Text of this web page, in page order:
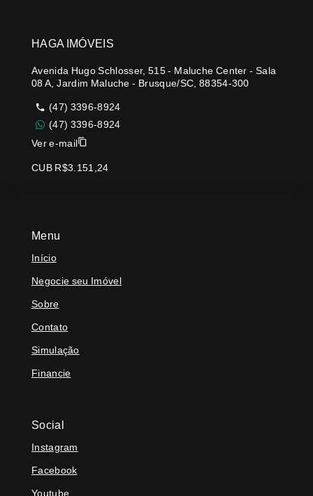
Menu
Início
Negocie seu Imóvel
Sobre
Contato
Simulação
Financie
Social
Instagram
Facebook
Youtube
HAGA IMÓVEIS
Avenida Hugo Schlosser, 515 - Maluche Center - Sala
08 A, Jardim Maluche - Brusque/SC, 88354-300
(47) 3396-8924
(47) 3396-8924
Ver e-mail
CUB R$3.151,24